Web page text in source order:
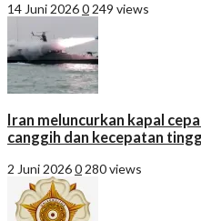
14 Juni 20260 249 views
Iran meluncurkan kapal
canggih dan kecepatan
2 Juni 20260 280 views